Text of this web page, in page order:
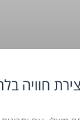
חוויה